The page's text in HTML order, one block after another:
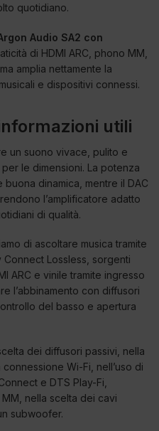
quotidiano.
Audio SA2 con
di HDMI ARC, phono MM,
amplia nettamente la
e dispositivi connessi.
utili
un suono vivace, pulito e
le dimensioni. La potenza
dinamica, mentre il DAC
l’amplificatore adatto
di qualità.
di ascoltare musica tramite
Lossless, sorgenti
ARC e vinile tramite ingresso
l’abbinamento con diffusori
del basso e apertura
dei diffusori passivi, nella
Wi-Fi, nell’uso di
e DTS Play-Fi,
nella scelta dei cavi
subwoofer.